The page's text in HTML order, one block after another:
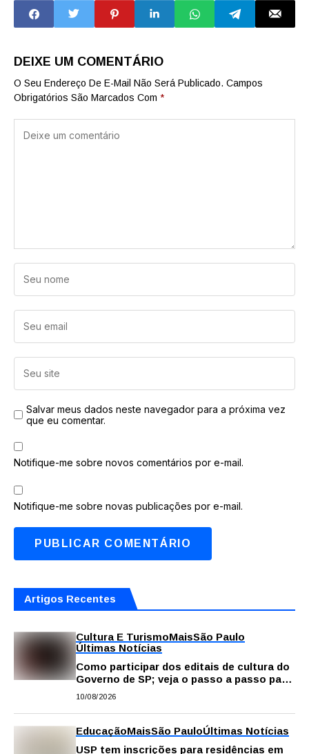
de fraudes
eletrônicas e
lavagem de
DEIXE UM COMENTÁRIO
O Seu Endereço De E-Mail Não Será Publicado. Campos
Obrigatórios São Marcados Com *
Salvar meus dados neste navegador para a próxima vez
que eu comentar.
Notifique-me sobre novos comentários por e-mail.
Notifique-me sobre novas publicações por e-mail.
Artigos Recentes
Cultura E TurismoMaisSão Paulo
Últimas Notícias
Como participar dos editais de cultura do
Governo de SP; veja o passo a passo para
fazer a inscrição
10/08/2026
EducaçãoMaisSão PauloÚltimas Notícias
USP tem inscrições para residências em